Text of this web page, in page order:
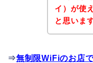
イ）が使
と思いま
⇒無制限WiFiのお店